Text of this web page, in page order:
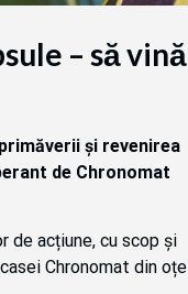
– să vină
și revenirea
de Chronomat
de acțiune, cu scop și
Chronomat din oțel